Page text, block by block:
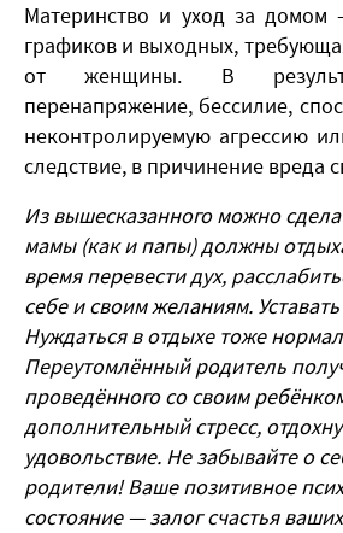
Материнство и уход за домом
графиков и выходных,
от женщины. В
перенапряжение, бессилие,
неконтролируемую агрессию
следствие, в причинение вреда
Из вышесказанного можно
мамы (как и папы) должны
время перевести дух,
себе и своим желаниям.
Нуждаться в отдыхе тоже
Переутомлённый родитель
проведённого со своим
дополнительный стресс,
удовольствие. Не забывайте о
родители! Ваше позитивное
состояние — залог счастья